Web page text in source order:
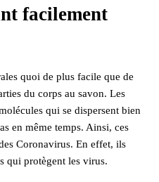
facilement
quoi de plus facile que de
du corps au savon. Les
qui se dispersent bien
en même temps. Ainsi, ces
Coronavirus. En effet, ils
qui protègent les virus.